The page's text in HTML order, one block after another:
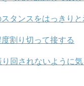
スタンスをはっきりと
割り切って接する
回されないように気